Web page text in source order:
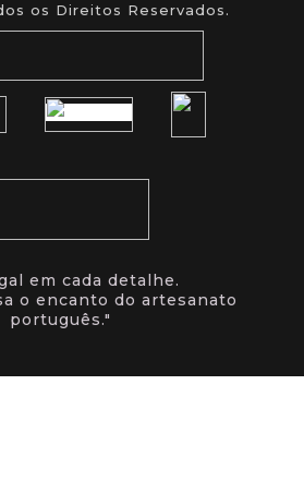
os Direitos Reservados.
em cada detalhe.
o encanto do artesanato
português."